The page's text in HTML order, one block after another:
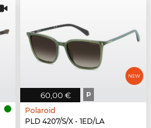
60,00 € P
Polaroid
PLD 4207/S/X - 1ED/LA